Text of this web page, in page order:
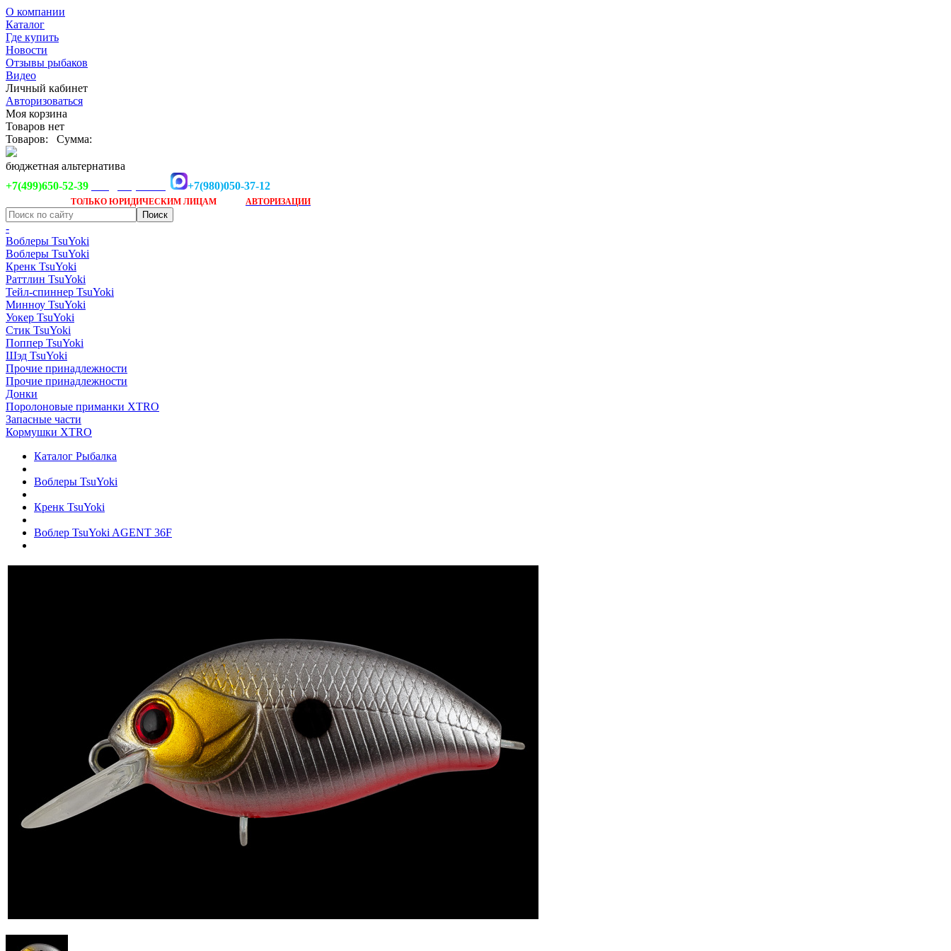
О компании
Каталог
Где купить
Новости
Отзывы рыбаков
Видео
Личный кабинет
Авторизоваться
Моя корзина
Товаров нет
Товаров:
Сумма:
бюджетная альтернатива
+7(499)650-52-39
+7(980)050-37-12
ТОЛЬКО ЮРИДИЧЕСКИМ ЛИЦАМ АВТОРИЗАЦИИ
-
Воблеры TsuYoki
Воблеры TsuYoki
Кренк TsuYoki
Раттлин TsuYoki
Тейл-спиннер TsuYoki
Минноу TsuYoki
Уокер TsuYoki
Стик TsuYoki
Поппер TsuYoki
Шэд TsuYoki
Прочие принадлежности
Прочие принадлежности
Донки
Поролоновые приманки XTRO
Запасные части
Кормушки XTRO
Каталог Рыбалка
Воблеры TsuYoki
Кренк TsuYoki
Воблер TsuYoki AGENT 36F